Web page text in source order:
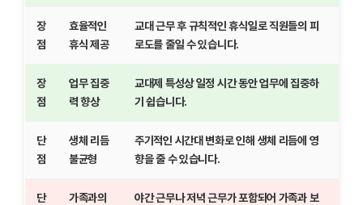
장
점
효율적인
휴식 제공
교대 근무 후 규칙적인 휴식일로 직원들의 피
로도를 줄일 수 있습니다.
장
점
업무 집중
력 향상
교대제 특성상 일정 시간 동안 업무에 집중하
기 쉽습니다.
단
점
생체 리듬
불균형
주기적인 시간대 변화로 인해 생체 리듬에 영
향을 줄 수 있습니다.
단
가족과의
야간 근무나 저녁 근무가 포함되어 가족과 보